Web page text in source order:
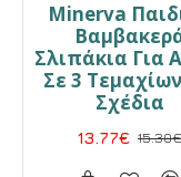
Minerva
Σλιπάκια Για
Σε 3
Σχέδια
13.77€ 15.30€